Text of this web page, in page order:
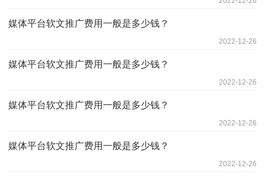
媒体平台软文推广费用一般是多少钱？
2022-12-26
媒体平台软文推广费用一般是多少钱？
2022-12-26
媒体平台软文推广费用一般是多少钱？
2022-12-26
媒体平台软文推广费用一般是多少钱？
2022-12-26